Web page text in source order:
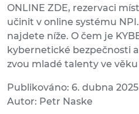
ONLINE ZDE, rezervaci
učinit v online systému
najdete níže. O čem je
kybernetické bezpečnosti
zvou mladé talenty ve věku
Publikováno: 6. dubna 2025
Autor: Petr Naske